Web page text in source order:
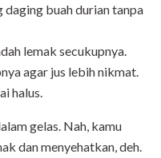
buah durian tanpa
lemak secukupnya.
agar jus lebih nikmat.
halus.
gelas. Nah, kamu
dan menyehatkan, deh.